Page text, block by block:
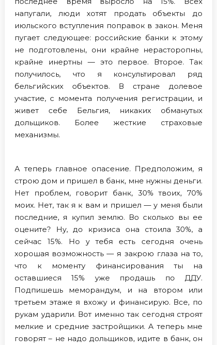
напугали, люди хотят продать объекты до
июльского вступления поправок в закон. Меня
пугает следующее: российские банки к этому
не подготовлены, они крайне нерасторопны,
крайне инертны — это первое. Второе. Так
получилось, что я консультировал ряд
бельгийских объектов. В стране долевое
участие, с момента получения регистрации, и
живет себе Бельгия, никаких обманутых
дольщиков. Более жесткие страховые
механизмы.
А теперь главное опасение. Предположим, я
строю дом и пришел в банк, мне нужны деньги.
Нет проблем, говорит банк, 30% твоих, 70%
моих. Нет, так я к вам и пришел — у меня были
последние, я купил землю. Во сколько вы ее
оцените? Ну, до кризиса она стоила 30%, а
сейчас 15%. Но у тебя есть сегодня очень
хорошая возможность — я закрою глаза на то,
что к моменту финансирования ты на
оставшиеся 15% уже продашь по ДДУ.
Подпишешь меморандум, и на втором или
третьем этаже я вхожу и финансирую. Все, по
рукам ударили. Вот именно так сегодня строят
мелкие и средние застройщики. А теперь мне
говорят – не надо дольщиков, идите в банк, он